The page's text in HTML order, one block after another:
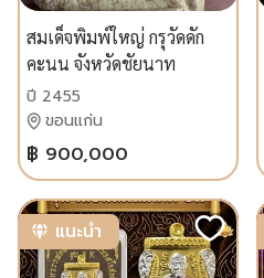
สมเด็จพิมพ์ใหญ่ กรุวัดดัก
คะนน จังหวัดชัยนาท
ปี 2455
ขอนแก่น
฿ 900,000
แนะนำ